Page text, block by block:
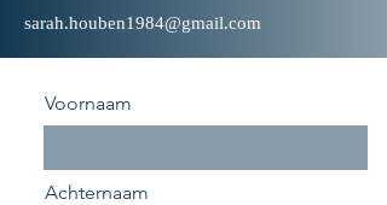
sarah.houben1984@gmail.com
Voornaam
Achternaam